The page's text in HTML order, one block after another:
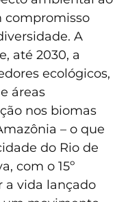
compromisso
A
até 2030, a
ecológicos,
áreas
nos biomas
– o que
do Rio de
com o 15º
a vida lançado